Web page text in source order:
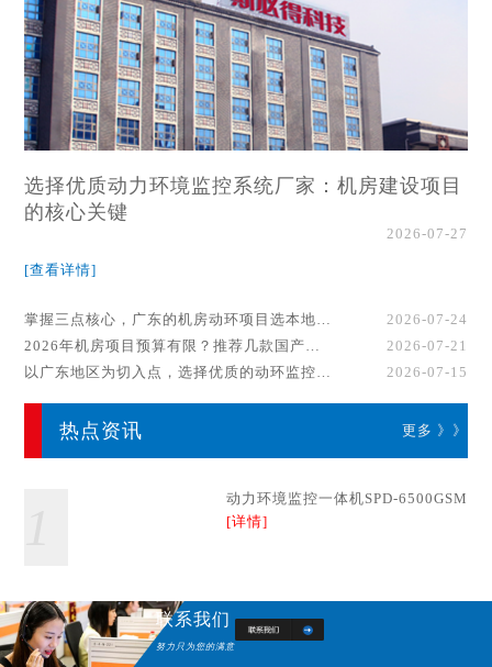
选择优质动力环境监控系统厂家：机房建设项目
的核心关键
2026-07-27
[查看详情]
掌握三点核心，广东的机房动环项目选本地厂家事半功倍！
2026-07-24
2026年机房项目预算有限？推荐几款国产动环监控系统品牌
2026-07-21
以广东地区为切入点，选择优质的动环监控系统厂家
2026-07-15
热点资讯 更多 》》
动力环境监控一体机SPD-6500GSM
[详情]
联系我们
努力只为您的满意